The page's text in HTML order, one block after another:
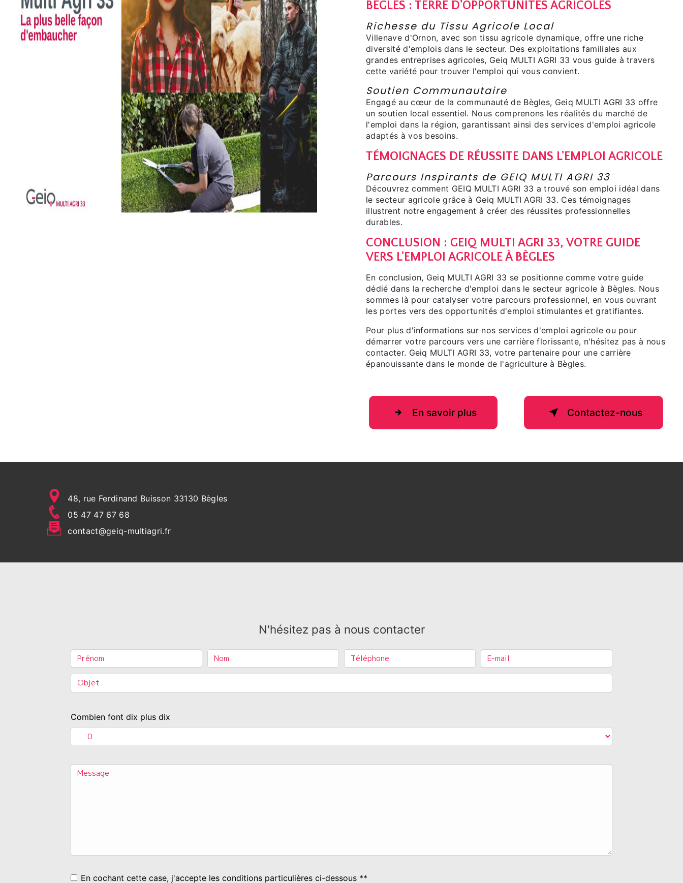
BÈGLES : TERRE D'OPPORTUNITÉS AGRICOLES
Richesse du Tissu Agricole Local
Villenave d'Ornon, avec son tissu agricole dynamique, offre une riche
diversité d'emplois dans le secteur. Des exploitations familiales aux
grandes entreprises agricoles, Geiq MULTI AGRI 33 vous guide à travers
cette variété pour trouver l'emploi qui vous convient.
Soutien Communautaire
Engagé au cœur de la communauté de Bègles, Geiq MULTI AGRI 33 offre
un soutien local essentiel. Nous comprenons les réalités du marché de
l'emploi dans la région, garantissant ainsi des services d'emploi agricole
adaptés à vos besoins.
TÉMOIGNAGES DE RÉUSSITE DANS L'EMPLOI AGRICOLE
Parcours Inspirants de GEIQ MULTI AGRI 33
Découvrez comment GEIQ MULTI AGRI 33 a trouvé son emploi idéal dans
le secteur agricole grâce à Geiq MULTI AGRI 33. Ces témoignages
illustrent notre engagement à créer des réussites professionnelles
durables.
CONCLUSION : GEIQ MULTI AGRI 33, VOTRE GUIDE
VERS L'EMPLOI AGRICOLE À BÈGLES
En conclusion, Geiq MULTI AGRI 33 se positionne comme votre guide
dédié dans la recherche d'emploi dans le secteur agricole à Bègles. Nous
sommes là pour catalyser votre parcours professionnel, en vous ouvrant
les portes vers des opportunités d'emploi stimulantes et gratifiantes.
Pour plus d'informations sur nos services d'emploi agricole ou pour
démarrer votre parcours vers une carrière florissante, n'hésitez pas à nous
contacter. Geiq MULTI AGRI 33, votre partenaire pour une carrière
épanouissante dans le monde de l'agriculture à Bègles.
En savoir plus Contactez-nous
48, rue Ferdinand Buisson 33130 Bègles
05 47 47 67 68
contact@geiq-multiagri.fr
N'hésitez pas à nous contacter
Combien font dix plus dix
En cochant cette case, j'accepte les conditions particulières ci-dessous **